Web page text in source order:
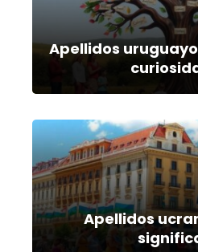
Apellidos
Apellidos